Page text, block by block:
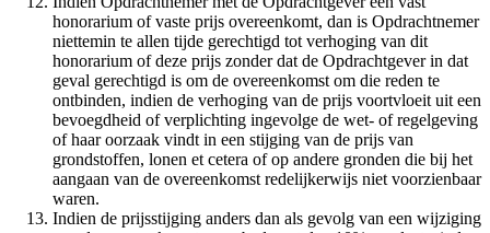
honorarium of vaste prijs overeenkomt, dan is Opdrachtnemer
niettemin te allen tijde gerechtigd tot verhoging van dit
honorarium of deze prijs zonder dat de Opdrachtgever in dat
geval gerechtigd is om de overeenkomst om die reden te
ontbinden, indien de verhoging van de prijs voortvloeit uit een
bevoegdheid of verplichting ingevolge de wet- of regelgeving
of haar oorzaak vindt in een stijging van de prijs van
grondstoffen, lonen et cetera of op andere gronden die bij het
aangaan van de overeenkomst redelijkerwijs niet voorzienbaar
waren.
Indien de prijsstijging anders dan als gevolg van een wijziging